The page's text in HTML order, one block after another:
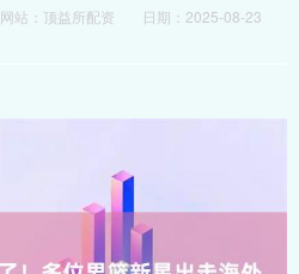
网站：顶益所配资
日期：2025-08-23